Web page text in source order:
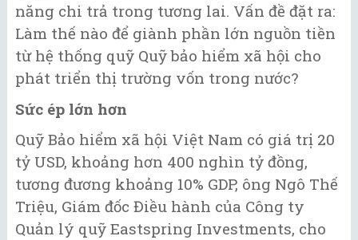
năng chi trả trong tương lai. Vấn đề đặt ra:
Làm thế nào để giành phần lớn nguồn tiền
từ hệ thống quỹ Quỹ bảo hiểm xã hội cho
phát triển thị trường vốn trong nước?
Sức ép lớn hơn
Quỹ Bảo hiểm xã hội Việt Nam có giá trị 20
tỷ USD, khoảng hơn 400 nghìn tỷ đồng,
tương đương khoảng 10% GDP, ông Ngô Thế
Triệu, Giám đốc Điều hành của Công ty
Quản lý quỹ Eastspring Investments, cho